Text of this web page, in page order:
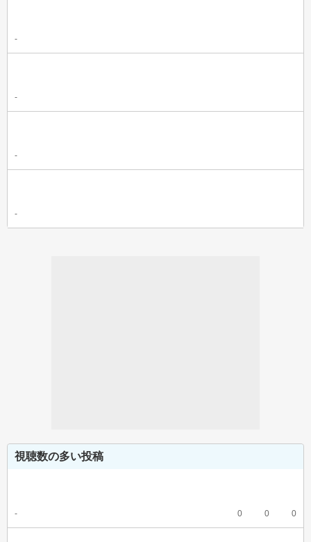
-
-
-
-
視聴数の多い投稿
- 0 0 0